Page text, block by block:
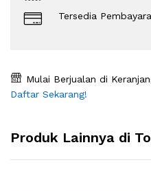
Tersedia
Mulai Berjualan di
Daftar Sekarang!
Produk Lainnya di